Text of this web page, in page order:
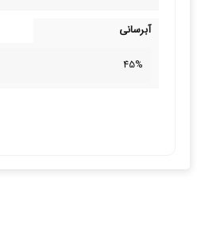
آبرسانی
45%